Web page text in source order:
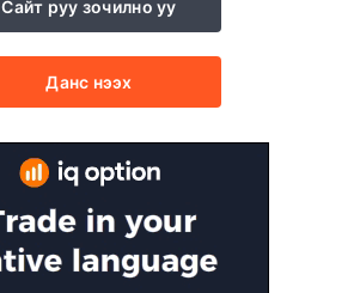
Сайт руу зочилно уу
Данс нээх